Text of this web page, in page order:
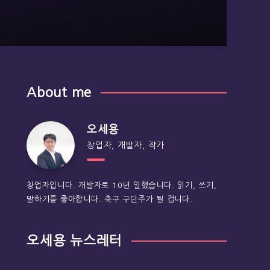
About me
오세용
창업자, 개발자, 작가
창업자입니다. 개발자로 10년 일했습니다. 읽기, 쓰기,
말하기를 좋아합니다. 축구 구단주가 될 겁니다.
오세용 뉴스레터